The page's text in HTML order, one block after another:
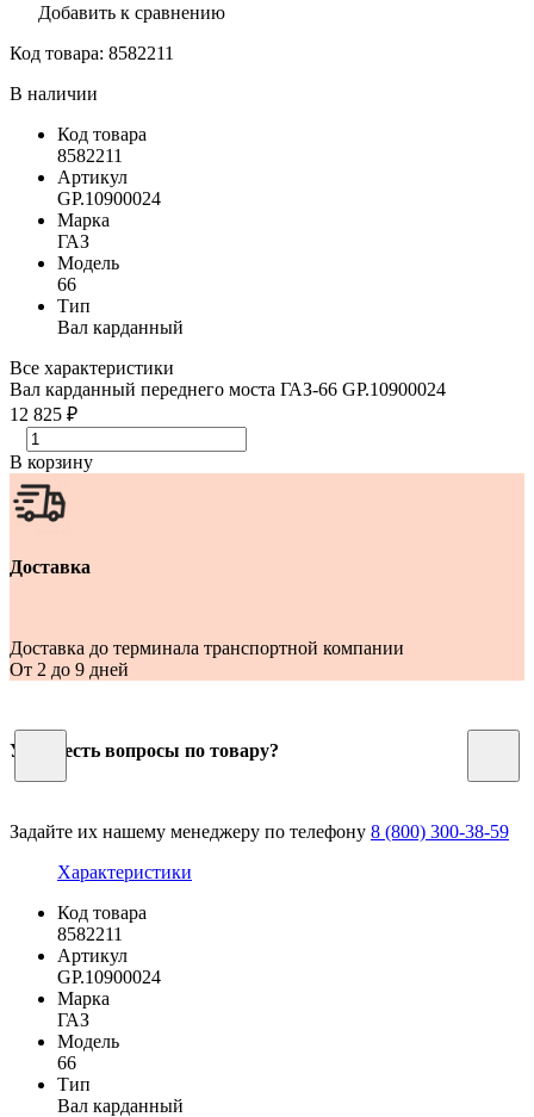
Добавить к сравнению
Код товара: 8582211
В наличии
Код товара
8582211
Артикул
GP.10900024
Марка
ГАЗ
Модель
66
Тип
Вал карданный
Все характеристики
Вал карданный переднего моста ГАЗ-66 GP.10900024
12 825 ₽
В корзину
Доставка
Доставка до терминала транспортной компании
От 2 до 9 дней
У Вас есть вопросы по товару?
Задайте их нашему менеджеру по телефону 8 (800) 300-38-59
Характеристики
Код товара
8582211
Артикул
GP.10900024
Марка
ГАЗ
Модель
66
Тип
Вал карданный